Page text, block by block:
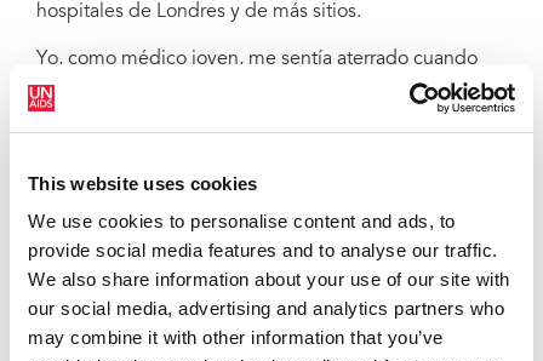
This website uses cookies
We use cookies to personalise content and ads, to
provide social media features and to analyse our traffic.
We also share information about your use of our site with
our social media, advertising and analytics partners who
may combine it with other information that you’ve
hospitales de Londres y de más sitios.
Yo, como médico joven, me sentía aterrado cuando
tenía que presentar el caso de cada paciente con
situación complicada al resto de expertos allí reunidos
atención médica que recibían nuestros pacientes era
equipos de asesoramiento psicosocial y con los de
paliativos, quienes lo daban todo para que los
pacientes tuvieran la mejor muerte posible. Nosotros,
por supuesto, íbamos probando nuevos
medicamentos antirretrovíricos. Muchos de nuestros